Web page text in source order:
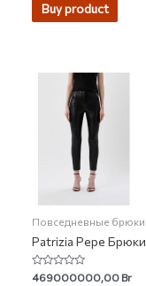
Buy product
Повседневные брюки
Patrizia Pepe Брюки
Rated
469000000,00Br